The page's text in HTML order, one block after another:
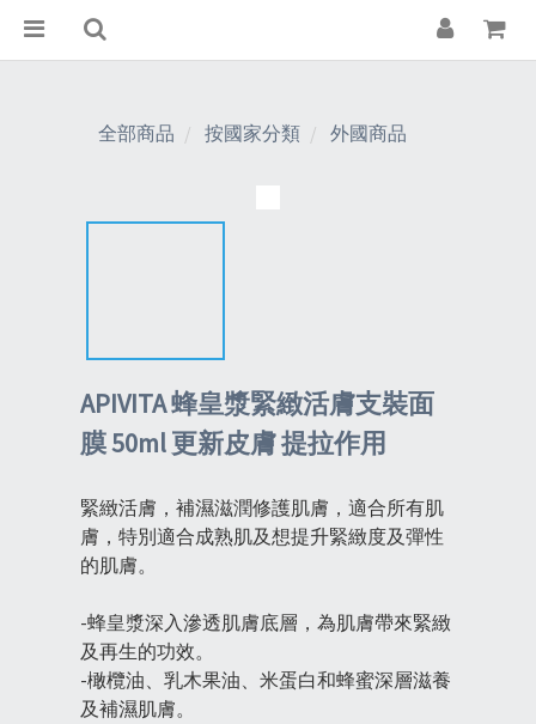
全部商品 按國家分類 外國商品
APIVITA 蜂皇漿緊緻活膚支裝面
膜 50ml 更新皮膚 提拉作用
緊緻活膚，補濕滋潤修護肌膚，適合所有肌
膚，特別適合成熟肌及想提升緊緻度及彈性
的肌膚。
-蜂皇漿深入滲透肌膚底層，為肌膚帶來緊緻
及再生的功效。
-橄欖油、乳木果油、米蛋白和蜂蜜深層滋養
及補濕肌膚。